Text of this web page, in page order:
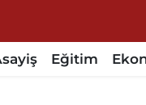
Eğitim